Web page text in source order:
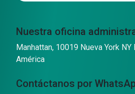
Nuestra oficina
Manhattan, 10019 Nueva York
América
Contáctanos por